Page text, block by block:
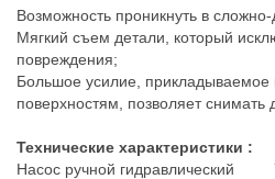
Возможность проникнуть в
Мягкий съем детали, который
повреждения;
Большое усилие, прикладываемое
поверхностям, позволяет снимать
Технические характеристики :
Насос ручной гидравлический